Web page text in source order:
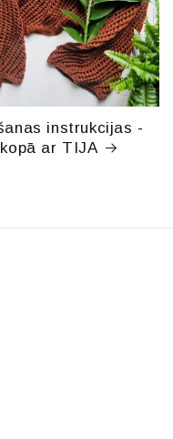
instrukcijas -
ar TIJA